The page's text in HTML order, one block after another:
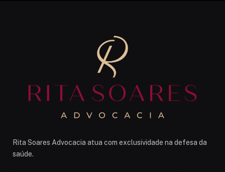
Rita Soares Advocacia atua com exclusividade na defesa da
saúde.